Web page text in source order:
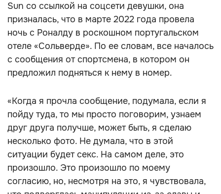
Sun со ссылкой на соцсети девушки, она
призналась, что в марте 2022 года провела
ночь с Роналду в роскошном португальском
отеле «Сольверде». По ее словам, все началось
с сообщения от спортсмена, в котором он
предложил подняться к нему в номер.
«Когда я прочла сообщение, подумала, если я
пойду туда, то мы просто поговорим, узнаем
друг друга получше, может быть, я сделаю
несколько фото. Не думала, что в этой
ситуации будет секс. На самом деле, это
произошло. Это произошло по моему
согласию, но, несмотря на это, я чувствовала,